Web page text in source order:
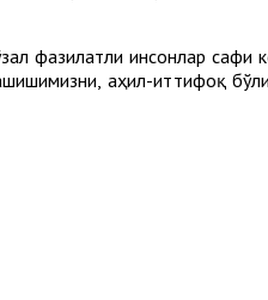
фазилатли инсонлар сафи
аҳил-иттифоқ